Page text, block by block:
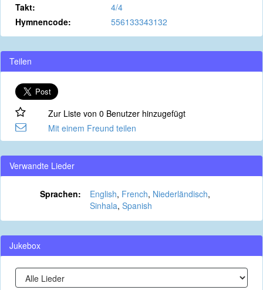
Takt:
4/4
Hymnencode:
556133343132
Teilen
Zur Liste von 0 Benutzer hinzugefügt
Mit einem Freund teilen
Verwandte Lieder
Sprachen: English, French, Niederländisch,
Sinhala, Spanish
Jukebox